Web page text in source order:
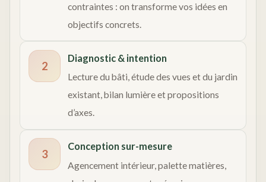
contraintes : on transforme vos idées en
objectifs concrets.
2
Diagnostic & intention
Lecture du bâti, étude des vues et du jardin
existant, bilan lumière et propositions
d’axes.
3
Conception sur-mesure
Agencement intérieur, palette matières,